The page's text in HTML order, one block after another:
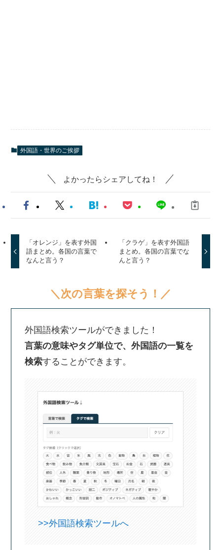
外国語・世界のご挨拶
よかったらシェアしてね！
「オレンジ」を表す外国
語まとめ。各国の言葉で
なんと言う？
「クラゲ」を表す外国語
まとめ。各国の言葉でな
んと言う？
＼次の言葉を探そう！／
外国語検索ツールができました！
言葉の意味やタグ単位で、外国語の一覧を
検索することができます。
>>外国語検索ツールへ